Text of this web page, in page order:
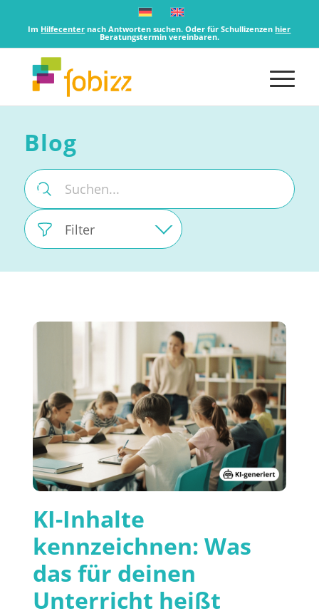
Im Hilfecenter nach Antworten suchen. Oder für Schullizenzenhier
Beratungstermin vereinbaren.
Blog
Filter
KI-Inhalte
kennzeichnen: Was
das für deinen
Unterricht heißt